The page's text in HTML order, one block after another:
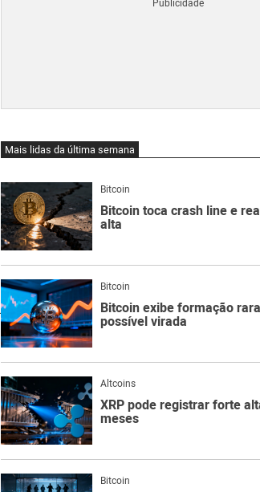
Mais lidas da última semana
Bitcoin
Bitcoin toca crash line e
alta
Bitcoin
Bitcoin exibe formação
possível virada
Altcoins
XRP pode registrar forte
meses
Bitcoin